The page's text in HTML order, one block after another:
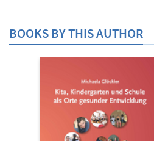
BOOKS BY THIS AUTHOR